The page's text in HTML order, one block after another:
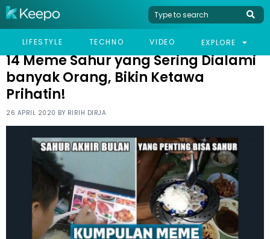
LIFESTYLE TECHNO VIDEO EXPLORE
HOME HUMOR
14 MEME SAHUR YANG SERING DIALAMI BANYAK ORANG, BIKIN
14 Meme Sahur yang Sering Dialami
banyak Orang, Bikin Ketawa
Prihatin!
26 APRIL 2020 BY RIRIH DIRJA